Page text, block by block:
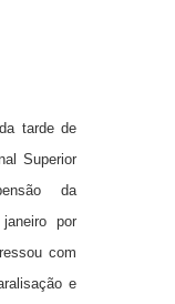
tarde de
Superior
da
por
com
e